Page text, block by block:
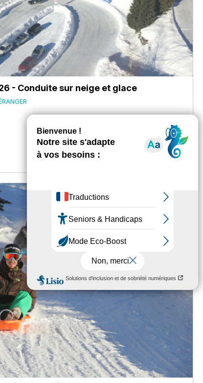
26 - Conduite sur neige et glace